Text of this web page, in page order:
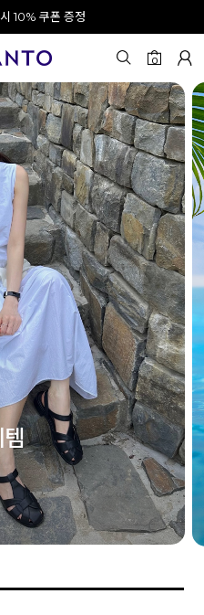
완료 시 오늘 출발!
20% 쿠폰 지급
10% 쿠폰 증정
0
금·토·일 단 3일간의
최저가 혜택! UP TO
10시간19분12초 남음